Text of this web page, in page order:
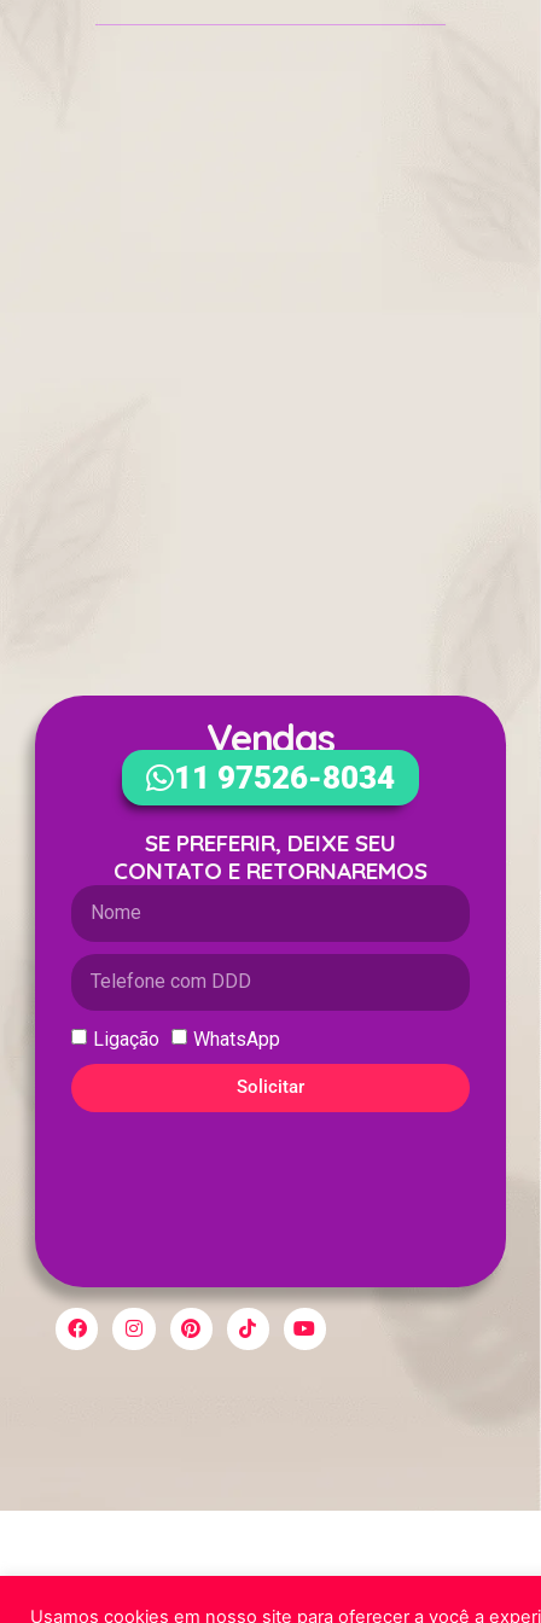
Vendas
WhatsApp
11 97526-8034
SE PREFERIR, DEIXE SEU
CONTATO E RETORNAREMOS
Ligação WhatsApp
Solicitar
Usamos cookies em nosso site para oferecer a você a